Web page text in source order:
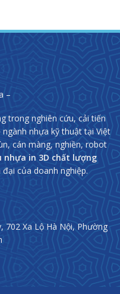
–
trong nghiên cứu, cải tiến
nhựa kỹ thuật tại Việt
cán màng, nghiền, robot
nhựa in 3D chất lượng
của doanh nghiệp.
702 Xa Lộ Hà Nội, Phường